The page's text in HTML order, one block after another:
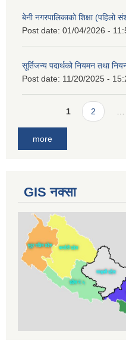
बेनी नगरपालिकाको शिक्षा
Post date: 01/04/2026 -
सूर्तिजन्य पदार्थको नियमन तथा
Post date: 11/20/2025 -
Pages1 2
more
GIS नक्सा